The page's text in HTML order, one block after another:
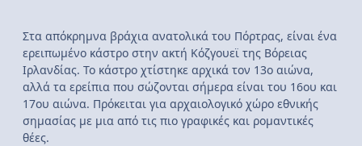
Στα απόκρημνα βράχια ανατολικά του Πόρτρας, είναι ένα
ερειπωμένο κάστρο στην ακτή Κόζγουεϊ της Βόρειας
Ιρλανδίας. Το κάστρο χτίστηκε αρχικά τον 13ο αιώνα,
αλλά τα ερείπια που σώζονται σήμερα είναι του 16ου και
17ου αιώνα. Πρόκειται για αρχαιολογικό χώρο εθνικής
σημασίας με μια από τις πιο γραφικές και ρομαντικές
θέες.